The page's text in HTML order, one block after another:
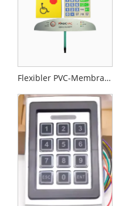
Flexibler PVC-Membranschalter